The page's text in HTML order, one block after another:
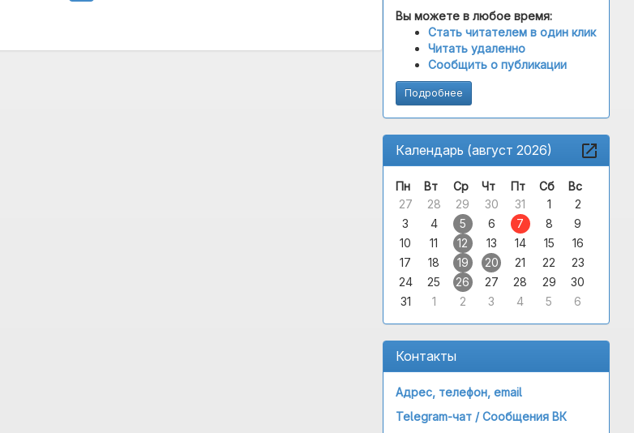
Вы можете в любое время:
Стать читателем в один клик
Читать удаленно
Сообщить о публикации
Подробнее
Календарь (август 2026)
Пн Вт Ср Чт Пт Сб
Вс
27
28 29 30 31 1
2
3
4 5 6 7 8
9
10
11 12 13 14 15
16
17
18 19 20 21 22
23
24
25 26 27 28 29
30
31
1 2 3 4 5 6
Контакты
Адрес, телефон, email
Telegram-чат /Сообщения ВК